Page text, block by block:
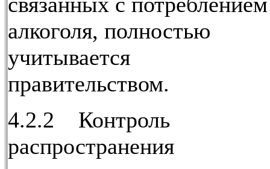
алкоголя, полностью
учитывается
правительством.
4.2.2 Контроль
распространения